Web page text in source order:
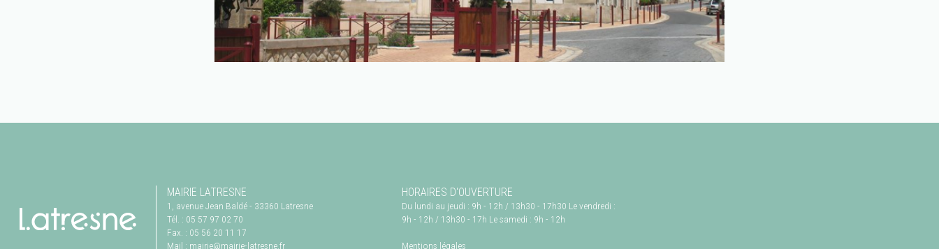
MAIRIE LATRESNE
1, avenue Jean Baldé- 33360 Latresne
Tél. : 05 57 97 02 70
Fax. : 05 56 20 11 17
Mail : mairie@mairie-latresne.fr
HORAIRES D'OUVERTURE
Du lundi au jeudi : 9h - 12h / 13h30 - 17h30 Le vendredi :
9h - 12h / 13h30 - 17h Le samedi : 9h - 12h
Mentions légales